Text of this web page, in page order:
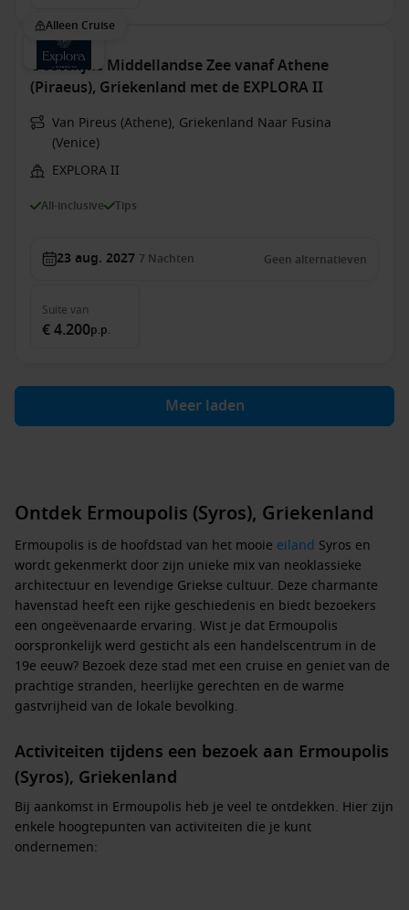
Alleen Cruise
Oostelijke Middellandse Zee vanaf Athene
(Piraeus), Griekenland met de EXPLORA II
Van Pireus (Athene), Griekenland Naar Fusina
(Venice)
EXPLORA II
All-inclusive Tips
23 aug. 2027 7 Nachten Geen alternatieven
Suite van
€ 4.200p.p.
Meer laden
Ontdek Ermoupolis (Syros), Griekenland
Ermoupolis is de hoofdstad van het mooie eiland Syros en
wordt gekenmerkt door zijn unieke mix van neoklassieke
architectuur en levendige Griekse cultuur. Deze charmante
havenstad heeft een rijke geschiedenis en biedt bezoekers
een ongeëvenaarde ervaring. Wist je dat Ermoupolis
oorspronkelijk werd gesticht als een handelscentrum in de
19e eeuw? Bezoek deze stad met een cruise en geniet van de
prachtige stranden, heerlijke gerechten en de warme
gastvrijheid van de lokale bevolking.
Activiteiten tijdens een bezoek aan Ermoupolis
(Syros), Griekenland
Bij aankomst in Ermoupolis heb je veel te ontdekken. Hier zijn
enkele hoogtepunten van activiteiten die je kunt
ondernemen: